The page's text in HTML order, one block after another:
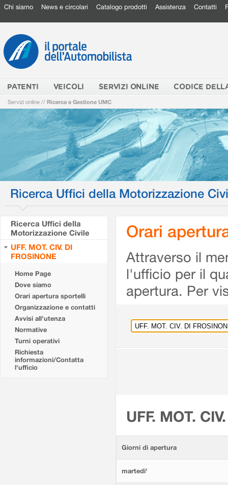
Chi siamo News e circolari Catalogo prodotti Assistenza Contatti
PATENTI VEICOLI SERVIZI ONLINE CODICE
Servizi online // Ricerca e Gestione UMC
Ricerca Uffici della Motorizzazione
Ricerca Uffici della
Motorizzazione Civile
UFF. MOT. CIV. DI
FROSINONE
Home Page
Dove siamo
Orari apertura sportelli
Organizzazione e contatti
Avvisi all'utenza
Normative
Turni operativi
Richiesta
informazioni/Contatta
l'ufficio
Orari
Attraverso il
l'ufficio per il
apertura. Per
UFF. MOT.
Giorni di apertura
martedi'